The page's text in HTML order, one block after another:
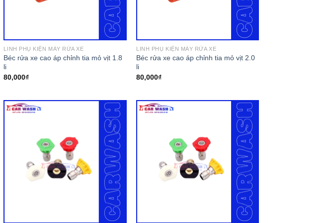
LINH PHỤ KIỆN MÁY RỬA XE
Béc rửa xe cao áp chỉnh tia mỏ vịt 1.8
li
80,000₫
LINH PHỤ KIỆN MÁY RỬA XE
Béc rửa xe cao áp chỉnh tia mỏ vịt 2.0
li
80,000₫